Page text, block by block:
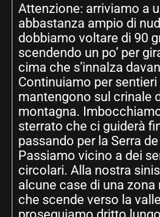
Attenzione: arriviamo a
abbastanza ampio di
dobbiamo voltare di 90
scendendo un po’ per
cima che s’innalza
Continuiamo per
mantengono sul crinale
montagna.
sterrato che ci guiderà
passando per la Serra
Passiamo vicino a dei
circolari. Alla nostra
alcune case di una zona
che scende verso la